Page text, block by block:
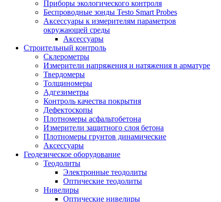
Приборы экологического контроля
Беспроводные зонды Testo Smart Probes
Аксессуары к измерителям параметров
окружающей среды
Аксессуары
Строительный контроль
Склерометры
Измерители напряжения и натяжения в арматуре
Твердомеры
Толщиномеры
Адгезиметры
Контроль качества покрытия
Дефектоскопы
Плотномеры асфальтобетона
Измерители защитного слоя бетона
Плотномеры грунтов динамические
Аксессуары
Геодезическое оборудование
Теодолиты
Электронные теодолиты
Оптические теодолиты
Нивелиры
Оптические нивелиры